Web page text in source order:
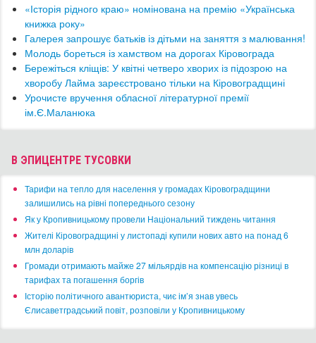
«Історія рідного краю» номінована на премію «Українська
книжка року»
Галерея запрошує батьків із дітьми на заняття з малювання!
Молодь бореться із хамством на дорогах Кіровограда
​Бережіться кліщів: У квітні четверо хворих із підозрою на
хворобу Лайма зареєстровано тільки на Кіровоградщині
Урочисте вручення обласної літературної премії
ім.Є.Маланюка
В ЭПИЦЕНТРЕ ТУСОВКИ
​Тарифи на тепло для населення у громадах Кіровоградщини
залишились на рівні попереднього сезону
​Як у Кропивницькому провели Національний тиждень читання
​Жителі Кіровоградщині у листопаді купили нових авто на понад 6
млн доларів
​Громади отримають майже 27 мільярдів на компенсацію різниці в
тарифах та погашення боргів
Історію політичного авантюриста, чиє ім’я знав увесь
Єлисаветградський повіт, розповіли у Кропивницькому